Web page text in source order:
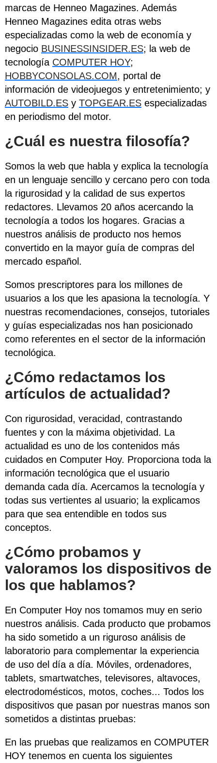
marcas de Henneo Magazines. Además
Henneo Magazines edita otras webs
especializadas como la web de economía y
negocio BUSINESSINSIDER.ES; la web de
tecnología COMPUTER HOY;
HOBBYCONSOLAS.COM, portal de
información de videojuegos y entretenimiento; y
AUTOBILD.ES y TOPGEAR.ES especializadas
en periodismo del motor.
¿Cuál es nuestra filosofía?
Somos la web que habla y explica la tecnología
en un lenguaje sencillo y cercano pero con toda
la rigurosidad y la calidad de sus expertos
redactores. Llevamos 20 años acercando la
tecnología a todos los hogares. Gracias a
nuestros análisis de producto nos hemos
convertido en la mayor guía de compras del
mercado español.
Somos prescriptores para los millones de
usuarios a los que les apasiona la tecnología. Y
nuestras recomendaciones, consejos, tutoriales
y guías especializadas nos han posicionado
como referentes en el sector de la información
tecnológica.
¿Cómo redactamos los
artículos de actualidad?
Con rigurosidad, veracidad, contrastando
fuentes y con la máxima objetividad. La
actualidad es uno de los contenidos más
cuidados en Computer Hoy. Proporciona toda la
información tecnológica que el usuario
demanda cada día. Acercamos la tecnología y
todas sus vertientes al usuario; la explicamos
para que sea entendible en todos sus
conceptos.
¿Cómo probamos y
valoramos los dispositivos de
los que hablamos?
En Computer Hoy nos tomamos muy en serio
nuestros análisis. Cada producto que probamos
ha sido sometido a un riguroso análisis de
laboratorio para complementar la experiencia
de uso del día a día. Móviles, ordenadores,
tablets, smartwatches, televisores, altavoces,
electrodomésticos, motos, coches... Todos los
dispositivos que pasan por nuestras manos son
sometidos a distintas pruebas:
En las pruebas que realizamos en COMPUTER
HOY tenemos en cuenta los siguientes